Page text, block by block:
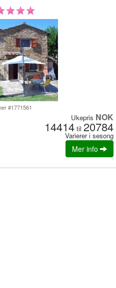
#1771561
Ukepris NOK
14414 til 20784
Varierer i sesong
Mer info